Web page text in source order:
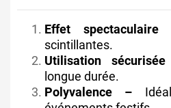
Effet spectaculaire
scintillantes.
Utilisation
longue durée.
Polyvalence –